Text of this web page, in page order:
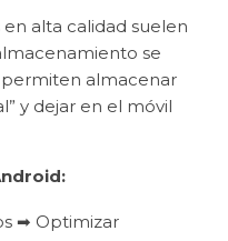
alta calidad suelen
se
almacenar
y dejar en el móvil
➡ Optimizar